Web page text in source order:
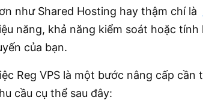
như Shared Hosting hay thậm chí là
năng, khả năng kiểm soát hoặc
của bạn.
Reg VPS là một bước nâng cấp
cầu cụ thể sau đây: